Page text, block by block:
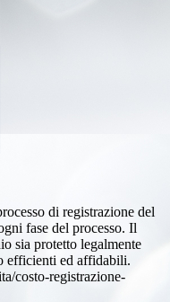
di registrazione del
fase del processo. Il
sia protetto legalmente
efficienti ed affidabili.
costo-registrazione-